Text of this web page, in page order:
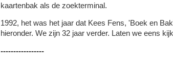
kaartenbak als de zoekterminal.
1992, het was het jaar dat Kees Fens, 'Boek en
hieronder. We zijn 32 jaar verder. Laten we eens
-----------------